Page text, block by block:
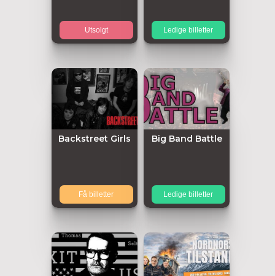
Utsolgt Ledige billetter
Backstreet Girls
Få billetter
Big Band Battle
Ledige billetter